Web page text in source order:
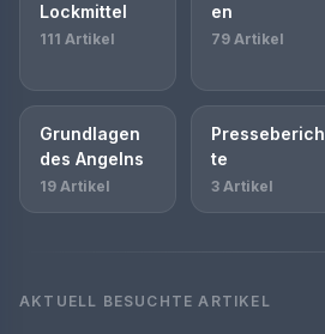
Lockmittel
111 Artikel
en
79 Artikel
Grundlagen
des Angelns
19 Artikel
Presseberich
te
3 Artikel
AKTUELL BESUCHTE ARTIKEL